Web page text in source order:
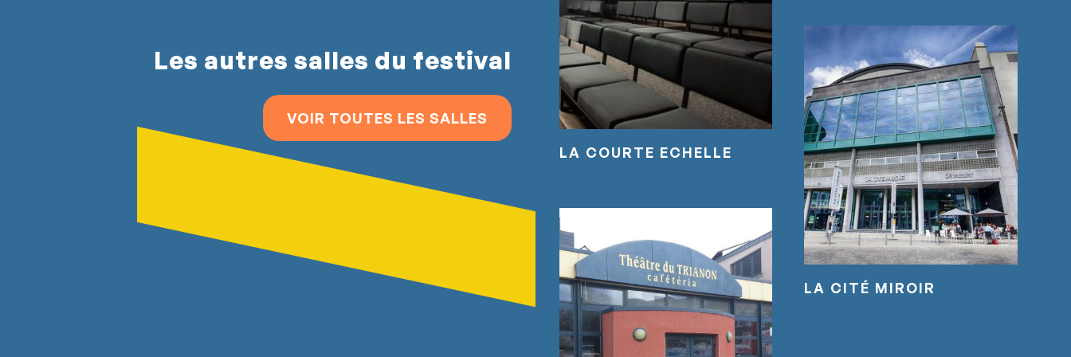
Les autres salles du festival
VOIR TOUTES LES SALLES
LA COURTE ECHELLE
LA CITÉ MIROIR